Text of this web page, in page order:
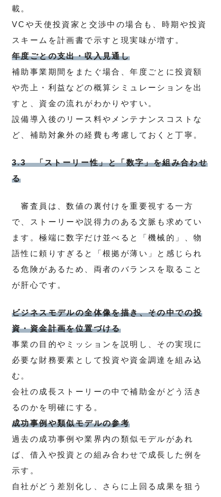
載。
VCや天使投資家と交渉中の場合も、時期や投資
スキームを計画書で示すと現実味が増す。
年度ごとの支出・収入見通し
補助事業期間をまたぐ場合、年度ごとに投資額
や売上・利益などの概算シミュレーションを出
すと、資金の流れがわかりやすい。
設備導入後のリース料やメンテナンスコストな
ど、補助対象外の経費も考慮しておくと丁寧。
3.3 「ストーリー性」と「数字」を組み合わせ
る
審査員は、数値の裏付けを重要視する一方
で、ストーリーや説得力のある文脈も求めてい
ます。極端に数字だけ並べると「機械的」、物
語性に頼りすぎると「根拠が薄い」と感じられ
る危険があるため、両者のバランスを取ること
が肝心です。
ビジネスモデルの全体像を描き、その中での投
資・資金計画を位置づける
事業の目的やミッションを説明し、その実現に
必要な財務要素として投資や資金調達を組み込
む。
会社の成長ストーリーの中で補助金がどう活き
るのかを明確にする。
成功事例や類似モデルの参考
過去の成功事例や業界内の類似モデルがあれ
ば、借入や投資との組み合わせで成長した例を
示す。
自社がどう差別化し、さらに上回る成果を狙う